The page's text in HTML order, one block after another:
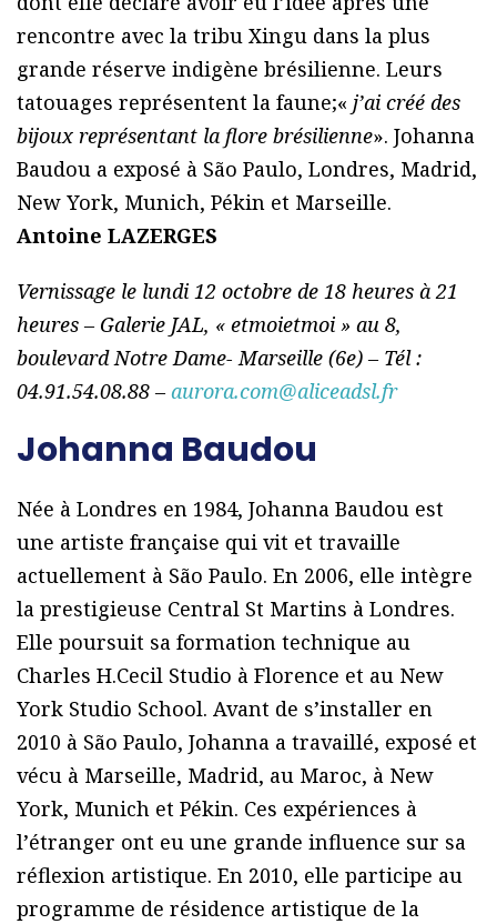
rencontre avec la tribu Xingu dans la plus
grande réserve indigène brésilienne. Leurs
tatouages représentent la faune;« j’ai créé des
bijoux représentant la flore brésilienne». Johanna
Baudou a exposé à São Paulo, Londres, Madrid,
New York, Munich, Pékin et Marseille.
Antoine LAZERGES
Vernissage le lundi 12 octobre de 18 heures à 21
heures – Galerie JAL, « etmoietmoi » au 8,
boulevard Notre Dame- Marseille (6e) – Tél :
04.91.54.08.88 –aurora.com@aliceadsl.fr
Johanna Baudou
Née à Londres en 1984, Johanna Baudou est
une artiste française qui vit et travaille
actuellement à São Paulo. En 2006, elle intègre
la prestigieuse Central St Martins à Londres.
Elle poursuit sa formation technique au
Charles H.Cecil Studio à Florence et au New
York Studio School. Avant de sʼinstaller en
2010 à São Paulo, Johanna a travaillé, exposé et
vécu à Marseille, Madrid, au Maroc, à New
York, Munich et Pékin. Ces expériences à
lʼétranger ont eu une grande influence sur sa
réflexion artistique. En 2010, elle participe au
programme de résidence artistique de la